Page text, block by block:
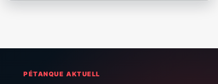
PÉTANQUE AKTUELL